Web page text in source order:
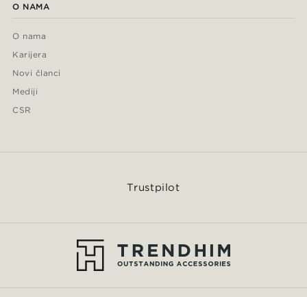
O NAMA
O nama
Karijera
Novi članci
Mediji
CSR
Trustpilot